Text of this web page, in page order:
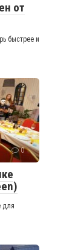
от
быстрее и
0
для